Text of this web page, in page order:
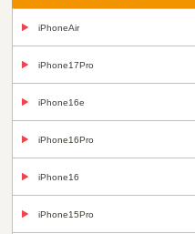
iPhoneAir
iPhone17Pro
iPhone16e
iPhone16Pro
iPhone16
iPhone15Pro